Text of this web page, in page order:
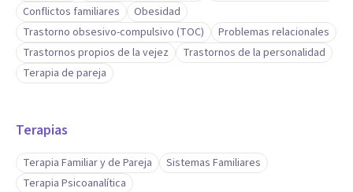
Conflictos familiares
Obesidad
Trastorno obsesivo-compulsivo (TOC)
Problemas relacionales
Trastornos propios de la vejez
Trastornos de la personalidad
Terapia de pareja
Terapias
Terapia Familiar y de Pareja
Sistemas Familiares
Terapia Psicoanalítica